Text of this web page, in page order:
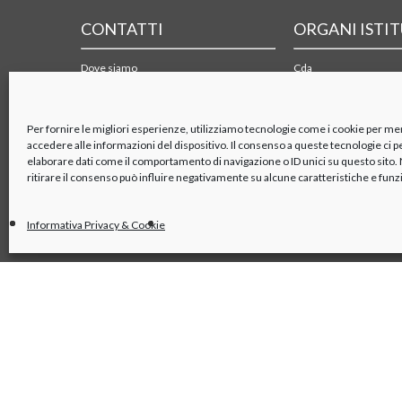
Per fornire le migliori esperienze, utilizziamo tecnologie come i cookie per
accedere alle informazioni del dispositivo. Il consenso a queste tecnologie ci
elaborare dati come il comportamento di navigazione o ID unici su questo
ritirare il consenso può influire negativamente su alcune caratteristiche e
Informativa Privacy & Cookie
CONTATTI
Dove siamo
ORGANI
Cda
Azionisti